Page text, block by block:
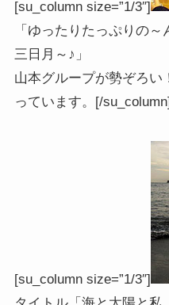
[su_column size=”1/3″]
「ゆったりたっぷりの
三日月～♪」
山本グループが勢ぞろい
っています。[/
[su_column size=”1/3″]